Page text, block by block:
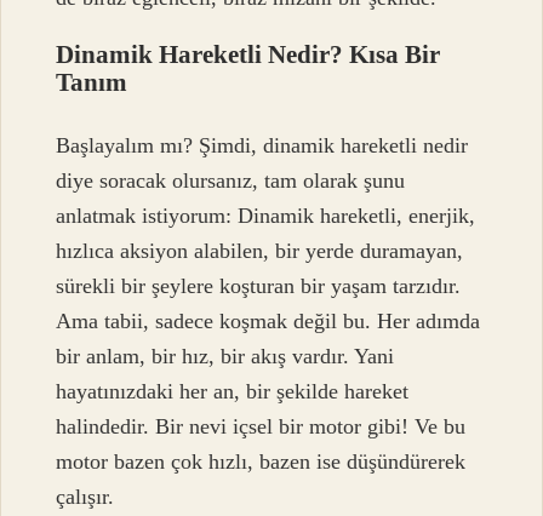
Dinamik Hareketli Nedir? Kısa Bir
Tanım
Başlayalım mı? Şimdi, dinamik hareketli nedir
diye soracak olursanız, tam olarak şunu
anlatmak istiyorum: Dinamik hareketli, enerjik,
hızlıca aksiyon alabilen, bir yerde duramayan,
sürekli bir şeylere koşturan bir yaşam tarzıdır.
Ama tabii, sadece koşmak değil bu. Her adımda
bir anlam, bir hız, bir akış vardır. Yani
hayatınızdaki her an, bir şekilde hareket
halindedir. Bir nevi içsel bir motor gibi! Ve bu
motor bazen çok hızlı, bazen ise düşündürerek
çalışır.